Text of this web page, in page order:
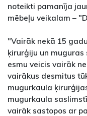
noteikti pamanīja
mēbeļu veikalam –
"Vairāk nekā 15
ķirurģiju un
esmu veicis vairāk
vairākus desmitus
mugurkaula
mugurkaula
vairāk sastopos ar